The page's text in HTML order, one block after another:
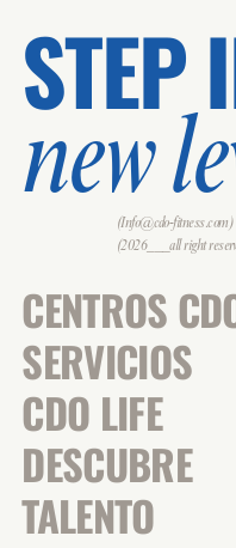
STEP
new
(Info@cdo-fitness.com)
(2026___all right
CENTROS
SERVICIOS
CDO LIFE
DESCUBRE
TALENTO